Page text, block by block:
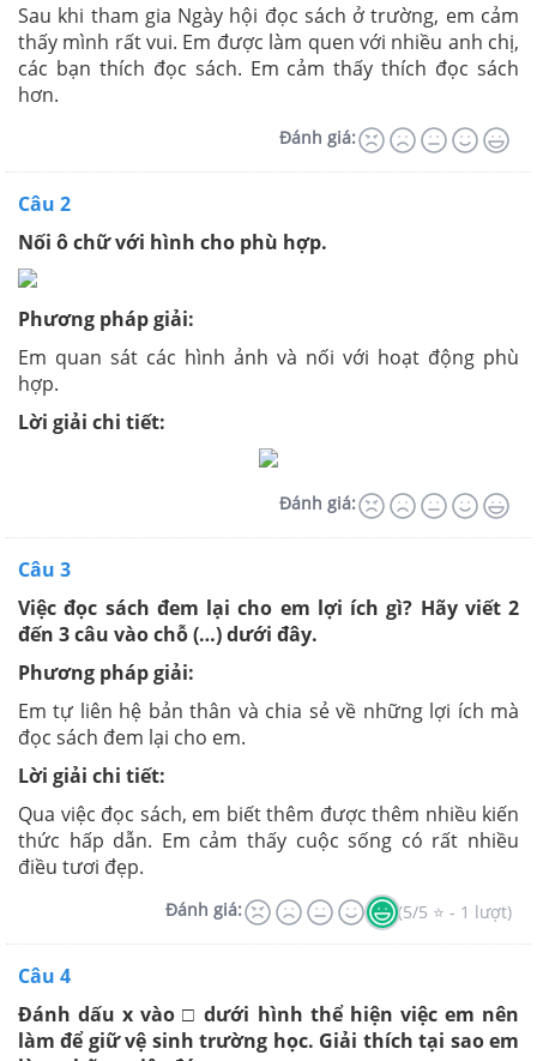
Sau khi tham gia Ngày hội đọc sách ở trường, em cảm
thấy mình rất vui. Em được làm quen với nhiều anh chị,
các bạn thích đọc sách. Em cảm thấy thích đọc sách
hơn.
Đánh giá:
Câu 2
Nối ô chữ với hình cho phù hợp.
Phương pháp giải:
Em quan sát các hình ảnh và nối với hoạt động phù
hợp.
Lời giải chi tiết:
Đánh giá:
Câu 3
Việc đọc sách đem lại cho em lợi ích gì? Hãy viết 2
đến 3 câu vào chỗ (…) dưới đây.
Phương pháp giải:
Em tự liên hệ bản thân và chia sẻ về những lợi ích mà
đọc sách đem lại cho em.
Lời giải chi tiết:
Qua việc đọc sách, em biết thêm được thêm nhiều kiến
thức hấp dẫn. Em cảm thấy cuộc sống có rất nhiều
điều tươi đẹp.
Đánh giá: (5/5 ⭐ - 1 lượt)
Câu 4
Đánh dấu x vào □ dưới hình thể hiện việc em nên
làm để giữ vệ sinh trường học. Giải thích tại sao em